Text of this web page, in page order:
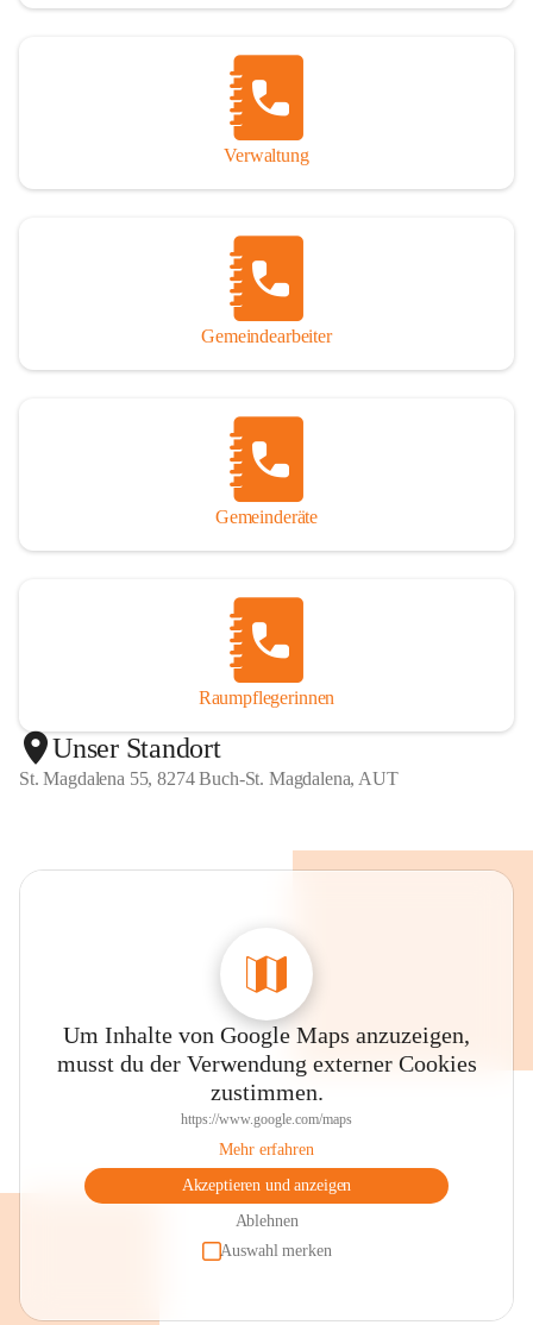
Verwaltung
Gemeindearbeiter
Gemeinderäte
Raumpflegerinnen
Unser Standort
St. Magdalena 55, 8274 Buch-St. Magdalena, AUT
Um Inhalte von Google Maps anzuzeigen,
musst du der Verwendung externer Cookies
zustimmen.
https://www.google.com/maps
Mehr erfahren
Akzeptieren und anzeigen
Ablehnen
Auswahl merken